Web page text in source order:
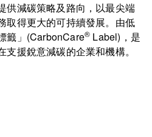
供減碳策略及路向，以最尖端
取得更大的可持續發展。由低
籤」(CarbonCare® Label)，是
援銳意減碳的企業和機構。